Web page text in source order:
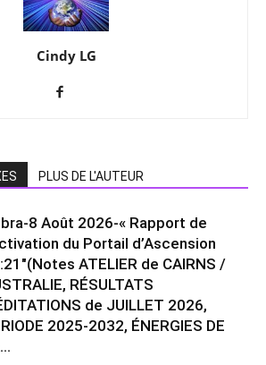
Cindy LG
PLUS DE L'AUTEUR
8 Août 2026-« Rapport de
du Portail d’Ascension
ATELIER de CAIRNS /
RÉSULTATS
de JUILLET 2026,
2025-2032, ÉNERGIES DE